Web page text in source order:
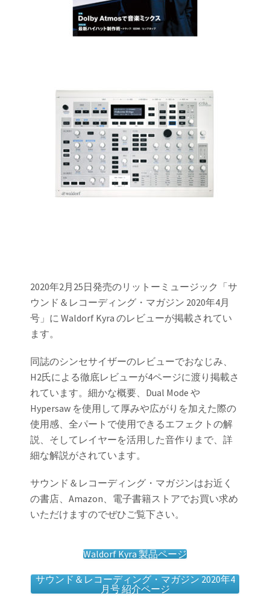
2020年2月25日発売のリットーミュージック「サ
ウンド＆レコーディング・マガジン 2020年4月
号」に Waldorf Kyra のレビューが掲載されてい
ます。
同誌のシンセサイザーのレビューでおなじみ、
H2氏による徹底レビューが4ページに渡り掲載さ
れています。細かな概要、Dual Mode や
Hypersaw を使用して厚みや広がりを加えた際の
使用感、全パートで使用できるエフェクトの解
説、そしてレイヤーを活用した音作りまで、詳
細な解説がされています。
サウンド＆レコーディング・マガジンはお近く
の書店、Amazon、電子書籍ストアでお買い求め
いただけますのでぜひご覧下さい。
Waldorf Kyra 製品ページ
サウンド＆レコーディング・マガジン 2020年4
月号 紹介ページ